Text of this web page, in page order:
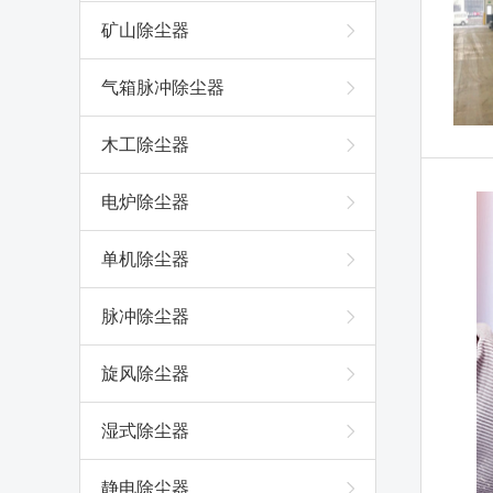
矿山除尘器
气箱脉冲除尘器
木工除尘器
电炉除尘器
单机除尘器
脉冲除尘器
旋风除尘器
湿式除尘器
静电除尘器